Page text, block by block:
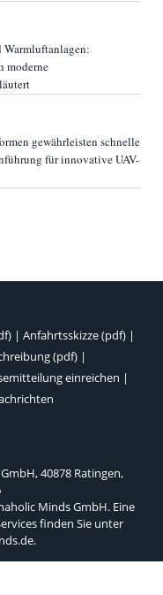
moderne
gewährleisten schnelle
für innovative UAV-
| Anfahrtsskizze (pdf) |
(pdf) |
einreichen |
40878 Ratingen,
Minds GmbH. Eine
finden Sie unter
.